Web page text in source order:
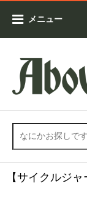
メニュー
【サイクルジ